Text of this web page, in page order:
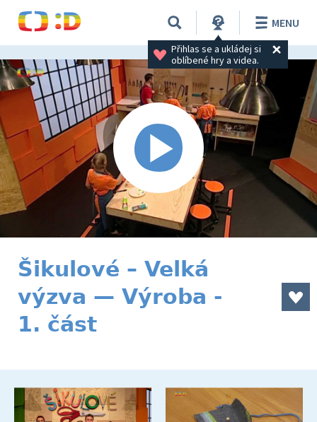
Přihlas se a ukládej si
oblíbené hry a videa.
MENU
Šikulové – Velká
výzva — Výroba -
1. část